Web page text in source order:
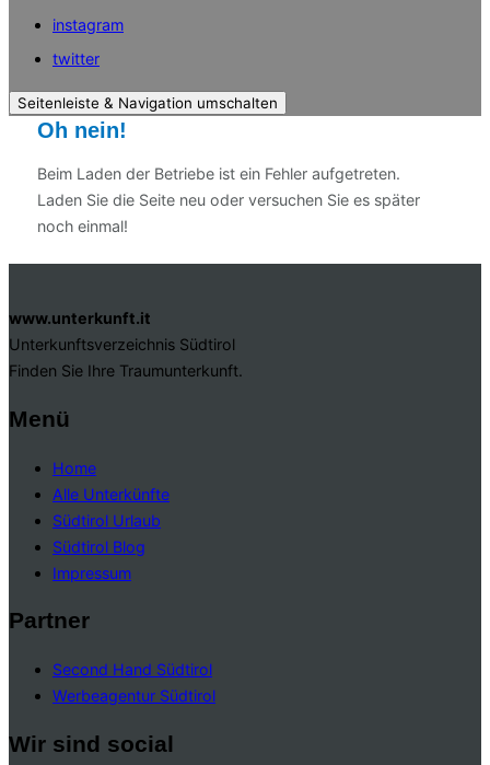
instagram
twitter
Seitenleiste & Navigation umschalten
Oh nein!
Beim Laden der Betriebe ist ein Fehler aufgetreten.
Laden Sie die Seite neu oder versuchen Sie es später
noch einmal!
www.unterkunft.it
Unterkunftsverzeichnis Südtirol
Finden Sie Ihre Traumunterkunft.
Menü
Home
Alle Unterkünfte
Südtirol Urlaub
Südtirol Blog
Impressum
Partner
Second Hand Südtirol
Werbeagentur Südtirol
Wir sind social